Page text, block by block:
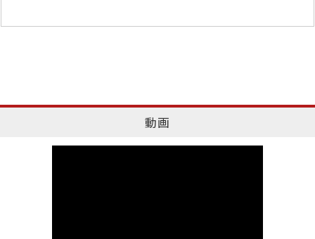
動画